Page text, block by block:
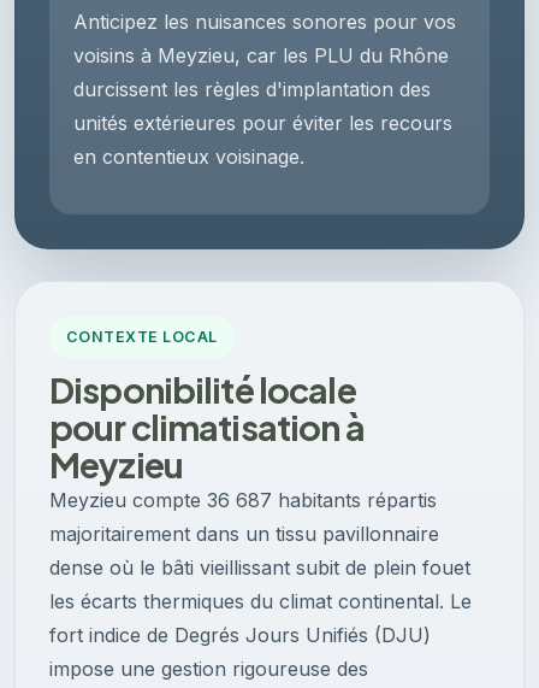
Anticipez les nuisances sonores pour vos
voisins à Meyzieu, car les PLU du Rhône
durcissent les règles d'implantation des
unités extérieures pour éviter les recours
en contentieux voisinage.
CONTEXTE LOCAL
Disponibilité locale
pour climatisation à
Meyzieu
Meyzieu compte 36 687 habitants répartis
majoritairement dans un tissu pavillonnaire
dense où le bâti vieillissant subit de plein fouet
les écarts thermiques du climat continental. Le
fort indice de Degrés Jours Unifiés (DJU)
impose une gestion rigoureuse des